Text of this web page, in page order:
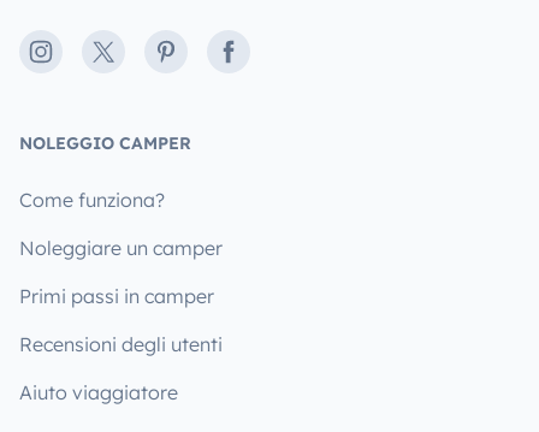
Instagram
X PinterestFacebook
NOLEGGIO CAMPER
Come funziona?
Noleggiare un camper
Primi passi in camper
Recensioni degli utenti
Aiuto viaggiatore